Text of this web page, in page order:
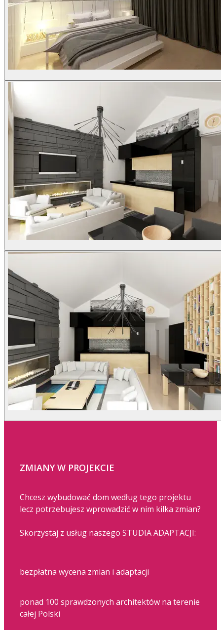
ZMIANY W PROJEKCIE
Chcesz wybudować dom według tego projektu
lecz potrzebujesz wprowadzić w nim kilka zmian?
Skorzystaj z usług naszego STUDIA ADAPTACJI:
bezpłatna wycena zmian i adaptacji
ponad 100 sprawdzonych architektów na terenie
całej Polski